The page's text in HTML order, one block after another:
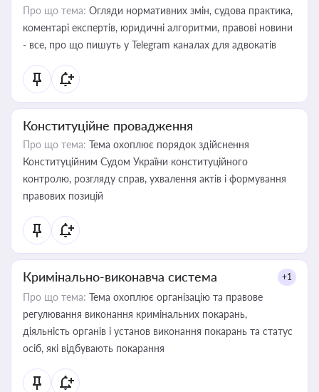
Про що тема: Огляди нормативних змін, судова практика,
коментарі експертів, юридичні алгоритми, правові новини
- все, про що пишуть у Telegram каналах для адвокатів
Конституційне провадження
Про що тема: Тема охоплює порядок здійснення
Конституційним Судом України конституційного
контролю, розгляду справ, ухвалення актів і формування
правових позицій
Кримінально-виконавча система +1
Про що тема: Тема охоплює організацію та правове
регулювання виконання кримінальних покарань,
діяльність органів і установ виконання покарань та статус
осіб, які відбувають покарання